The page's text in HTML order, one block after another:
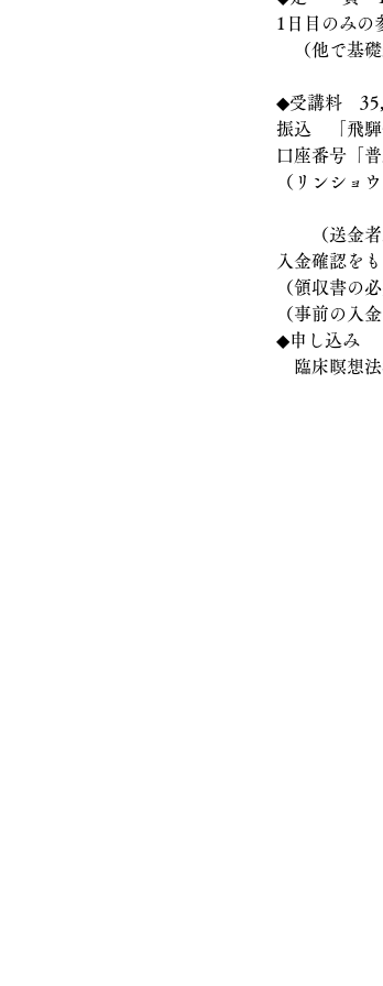
1日目のみの
（他で基礎
◆受講料　
振込　「飛
口座番号「
（リンショ
（送金者氏
入金確認を
（領収書の
（事前の入
◆申し込み
臨床瞑想